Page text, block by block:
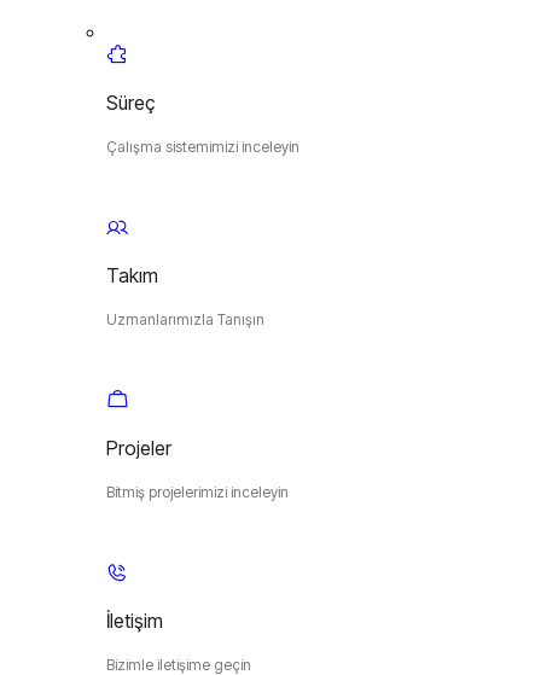
Süreç
Çalışma sistemimizi inceleyin
Takım
Uzmanlarımızla Tanışın
Projeler
Bitmiş projelerimizi inceleyin
İletişim
Bizimle iletişime geçin